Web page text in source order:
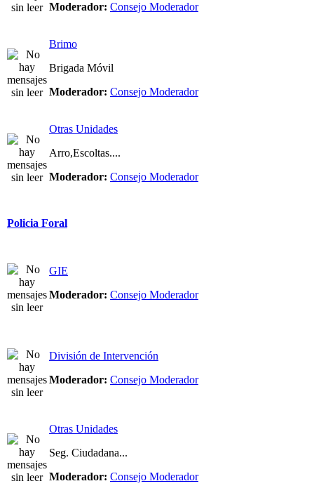
Moderador: Consejo Moderador
Brimo
Brigada Móvil
Moderador: Consejo Moderador
Otras Unidades
Arro,Escoltas....
Moderador: Consejo Moderador
Policia Foral
GIE
Moderador: Consejo Moderador
División de Intervención
Moderador: Consejo Moderador
Otras Unidades
Seg. Ciudadana...
Moderador: Consejo Moderador